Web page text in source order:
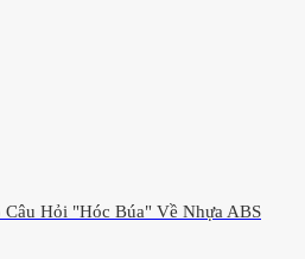
Hỏi "Hóc Búa" Về Nhựa ABS